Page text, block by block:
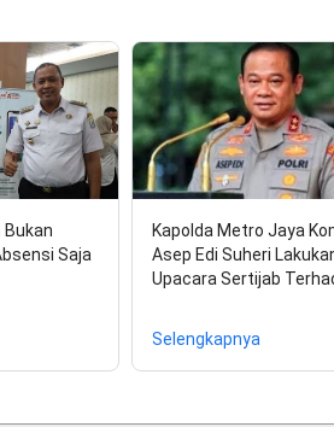
Bukan
Saja
Kapolda Metro Jaya
Asep Edi Suheri
Upacara Sertijab
Selengkapnya